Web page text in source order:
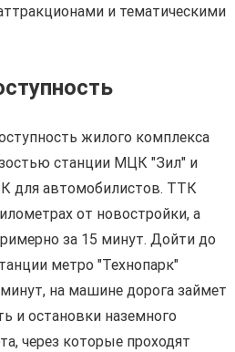
и тематическими
жилого комплекса
станции МЦК "Зил" и
для автомобилистов. ТТК
от новостройки, а
за 15 минут. Дойти до
метро "Технопарк"
на машине дорога займет
и остановки наземного
через которые проходят